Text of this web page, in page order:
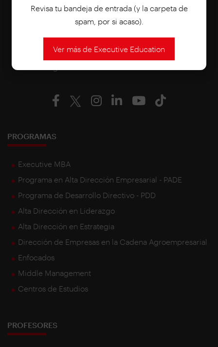
Revisa tu bandeja de entrada (y la carpeta de
spam, por si acaso).
Ver más de Executive Education
PROGRAMAS
Executive MBA
Programa en Alta Dirección Empresarial - PADE
Programa de Desarrollo Directivo - PDD
Alta Dirección en Liderazgo
Alta Dirección en Estrategia
Dirección de Empresas en la Cadena Agroempresarial
Enfocados
Middle Management
Centros de Estudios
PROFESORES